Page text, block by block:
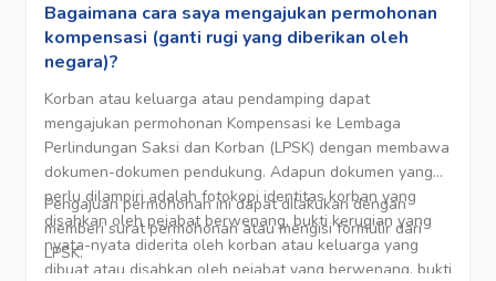
Bagaimana cara saya mengajukan permohonan
kompensasi (ganti rugi yang diberikan oleh
negara)?
Korban atau keluarga atau pendamping dapat
mengajukan permohonan Kompensasi ke Lembaga
Perlindungan Saksi dan Korban (LPSK) dengan membawa
dokumen-dokumen pendukung. Adapun dokumen yang
perlu dilampiri adalah fotokopi identitas korban yang
disahkan oleh pejabat berwenang, bukti kerugian yang
nyata-nyata diderita oleh korban atau keluarga yang
dibuat atau disahkan oleh pejabat yang berwenang, bukti
Pengajuan permohonan ini dapat dilakukan dengan
memberi surat permohonan atau mengisi formulir dari
LPSK.